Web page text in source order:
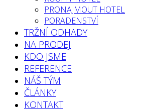
PRONAJMOUT HOTEL
PORADENSTVÍ
TRŽNÍ ODHADY
NA PRODEJ
KDO JSME
REFERENCE
NÁŠ TÝM
ČLÁNKY
KONTAKT